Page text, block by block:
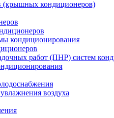
(крышных кондиционеров)
кондиционирования
работ (ПНР) систем
воздуха